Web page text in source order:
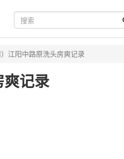
）江阳中路原洗头房爽记录
爽记录